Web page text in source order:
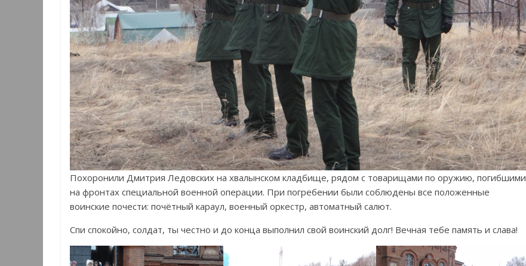
Похоронили Дмитрия Ледовских на хвалынском кладбище, рядом с товарищами по оружию, погибшими
на фронтах специальной военной операции. При погребении были соблюдены все положенные
воинские почести: почётный караул, военный оркестр, автоматный салют.
Спи спокойно, солдат, ты честно и до конца выполнил свой воинский долг! Вечная тебе память и слава!